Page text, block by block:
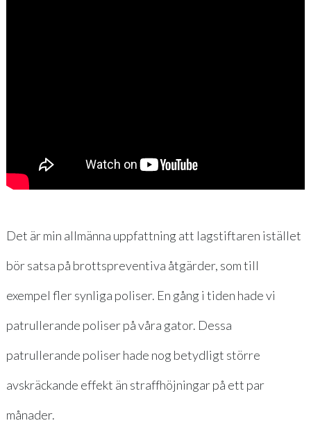
Det är min allmänna uppfattning att lagstiftaren istället
bör satsa på brottspreventiva åtgärder, som till
exempel fler synliga poliser. En gång i tiden hade vi
patrullerande poliser på våra gator. Dessa
patrullerande poliser hade nog betydligt större
avskräckande effekt än straffhöjningar på ett par
månader.